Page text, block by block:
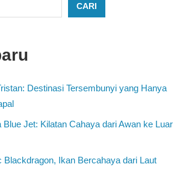
CARI
Destinasi Tersembunyi yang Hanya
Blue Jet: Kilatan Cahaya dari Awan ke Luar
Blackdragon, Ikan Bercahaya dari Laut